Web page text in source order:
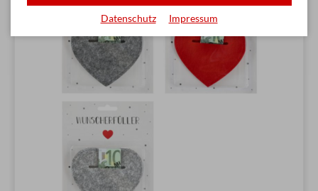
Datenschutz Impressum